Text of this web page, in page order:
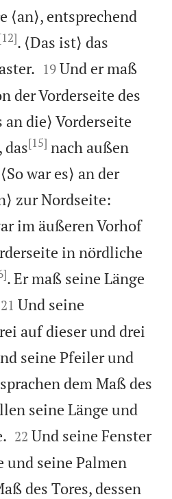
⟨an⟩, entsprechend
. ⟨Das ist⟩ das


19 Und er maß
der Vorderseite des
die⟩ Vorderseite
das[15] nach außen
war es⟩ an der
zur Nordseite:
im äußeren Vorhof
in nördliche
. Er maß seine Länge


21 Und seine
auf dieser und drei
seine Pfeiler und
dem Maß des
seine Länge und


22 Und seine Fenster
und seine Palmen
des Tores, dessen